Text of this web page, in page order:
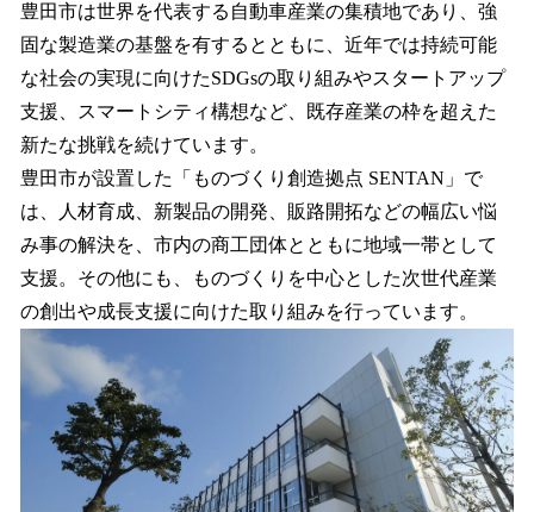
豊田市は世界を代表する自動車産業の集積地であり、強
固な製造業の基盤を有するとともに、近年では持続可能
な社会の実現に向けたSDGsの取り組みやスタートアップ
支援、スマートシティ構想など、既存産業の枠を超えた
新たな挑戦を続けています。
豊田市が設置した「ものづくり創造拠点 SENTAN」で
は、人材育成、新製品の開発、販路開拓などの幅広い悩
み事の解決を、市内の商工団体とともに地域一帯として
支援。その他にも、ものづくりを中心とした次世代産業
の創出や成長支援に向けた取り組みを行っています。